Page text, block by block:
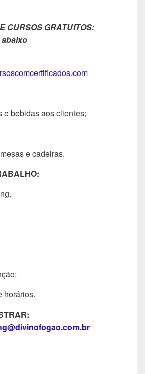
CURSOS GRATUITOS:
e bebidas aos clientes;
e cadeiras.
horários.